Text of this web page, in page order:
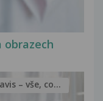
– vše, co...